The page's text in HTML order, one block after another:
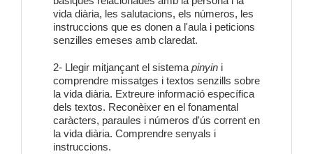
vida diària, les salutacions, els números, les
instruccions que es donen a l'aula i peticions
senzilles emeses amb claredat.
2- Llegir mitjançant el sistemapinyin i
comprendre missatges i textos senzills sobre
la vida diària. Extreure informació específica
dels textos. Reconèixer en el fonamental
caràcters, paraules i números d'ús corrent en
la vida diària. Comprendre senyals i
instruccions.